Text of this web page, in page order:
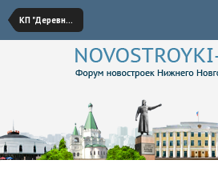
КП "Деревня Крутая"